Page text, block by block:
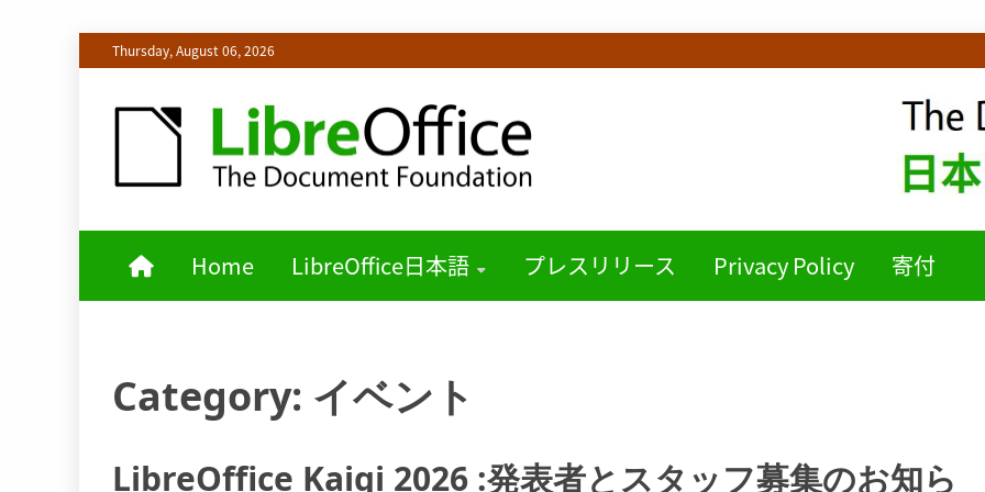
Skip
content
Thursday, August 06, 2026
LIBREOFFICE日本語チーム
Home LibreOffice日本語 プレスリリース Privacy Policy 寄付
Category: イベント
LibreOffice Kaigi 2026 :発表者とスタッフ募集のお知ら